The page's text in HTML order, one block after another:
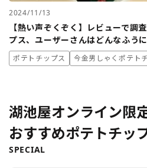
2024/11/13
【熱い声ぞくぞく】レビューで調
プス、ユーザーさんはどんなふう
ポテトチップス 今金男しゃくポテト
湖池屋オンライン限
おすすめポテトチッ
SPECIAL